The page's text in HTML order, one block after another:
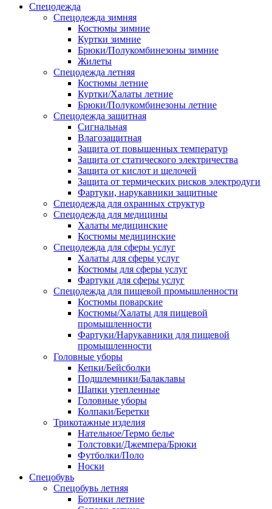
Спецодежда
Спецодежда зимняя
Костюмы зимние
Куртки зимние
Брюки/Полукомбинезоны зимние
Жилеты
Спецодежда летняя
Костюмы летние
Куртки/Халаты летние
Брюки/Полукомбинезоны летние
Спецодежда защитная
Сигнальная
Влагозащитная
Защита от повышенных температур
Защита от статического электричества
Защита от кислот и щелочей
Защита от термических рисков электродуги
Фартуки, нарукавники защитные
Спецодежда для охранных структур
Спецодежда для медицины
Халаты медицинские
Костюмы медицинские
Спецодежда для сферы услуг
Халаты для сферы услуг
Костюмы для сферы услуг
Фартуки для сферы услуг
Спецодежда для пищевой промышленности
Костюмы поварские
Костюмы/Халаты для пищевой
промышленности
Фартуки/Нарукавники для пищевой
промышленности
Головные уборы
Кепки/Бейсболки
Подшлемники/Балаклавы
Шапки утепленные
Головные уборы
Колпаки/Беретки
Трикотажные изделия
Нательное/Термо белье
Толстовки/Джемпера/Брюки
Футболки/Поло
Носки
Спецобувь
Спецобувь летняя
Ботинки летние